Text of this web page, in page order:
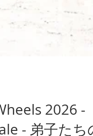
2026 -